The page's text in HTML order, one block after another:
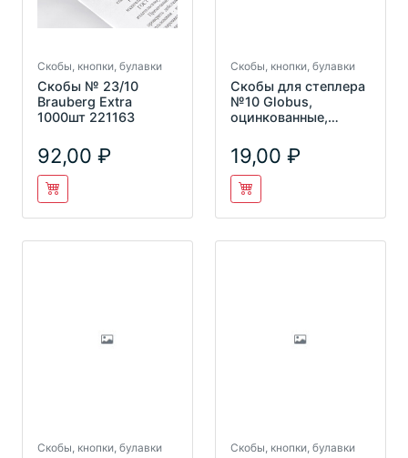
Скобы, кнопки, булавки
Скобы № 23/10
Brauberg Extra
1000шт 221163
92,00
Скобы, кнопки, булавки
Скобы для степлера
№10 Globus,
оцинкованные,
19,00
Скобы, кнопки, булавки Скобы, кнопки, булавки